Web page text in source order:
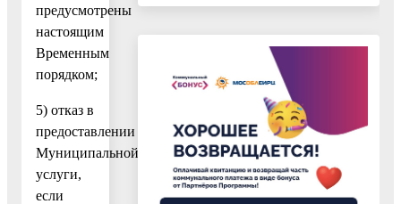
предусмотрены
настоящим
Временным
порядком;
5) отказ в
предоставлении
Муниципальной
услуги,
если